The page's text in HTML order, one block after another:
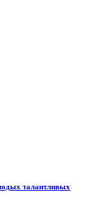
талантливых